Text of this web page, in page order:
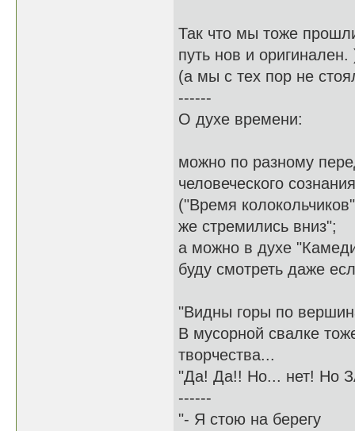
Так что мы тоже
путь нов и оригинален.
(а мы с тех пор не
------
О духе времени:
можно по разному
человеческого
("Время
же стремились вниз";
а можно в духе
буду смотреть даже
"Видны горы по
В мусорной свалке
творчества...
"Да! Да!! Но... нет! Но
------
"- Я стою на берегу